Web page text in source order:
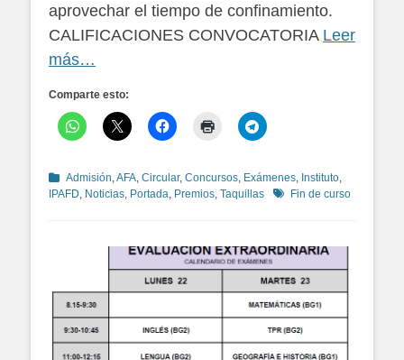
aprovechar el tiempo de confinamiento.
CALIFICACIONES CONVOCATORIA Leer
más…
Comparte esto:
Categorías
Admisión AFA Circular, Concursos Exámenes Instituto
IPAFD Noticias Portada Premios Taquillas Etiquetas
Fin de curso